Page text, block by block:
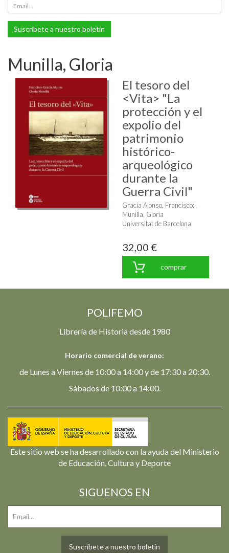
Suscríbete a nuestro boletín
Munilla, Gloria
El tesoro del
<Vita> "La
protección y el
expolio del
patrimonio
histórico-
arqueológico
durante la
Guerra Civil"
Gracia Alonso, Francisco;
Munilla, Gloria
Universitat de Barcelona
32,00 €
comprar
POLIFEMO
Librería de Historia desde 1980
Horario comercial de verano:
de Lunes a Viernes de 10:00 a 14:00 y de 17:30 a 20:30.
Sábados de 10:00 a 14:00.
Este sitio web se ha desarrollado con la ayuda del Ministerio
de Educación, Cultura y Deporte
SIGUENOS EN
Suscríbete a nuestro boletín